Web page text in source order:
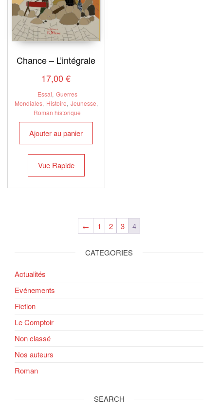
Chance – L’intégrale
17,00€
Essai, Guerres
Mondiales, Histoire, Jeunesse,
Roman historique
Ajouter au panier
Vue Rapide
← 1 2 3 4
CATEGORIES
Actualités
Evénements
Fiction
Le Comptoir
Non classé
Nos auteurs
Roman
SEARCH